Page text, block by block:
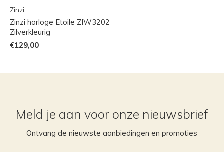
Zinzi
Zinzi horloge Etoile ZIW3202
Zilverkleurig
€129,00
Meld je aan voor onze nieuwsbrief
Ontvang de nieuwste aanbiedingen en promoties